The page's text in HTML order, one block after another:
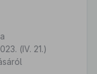
(IV. 21.)